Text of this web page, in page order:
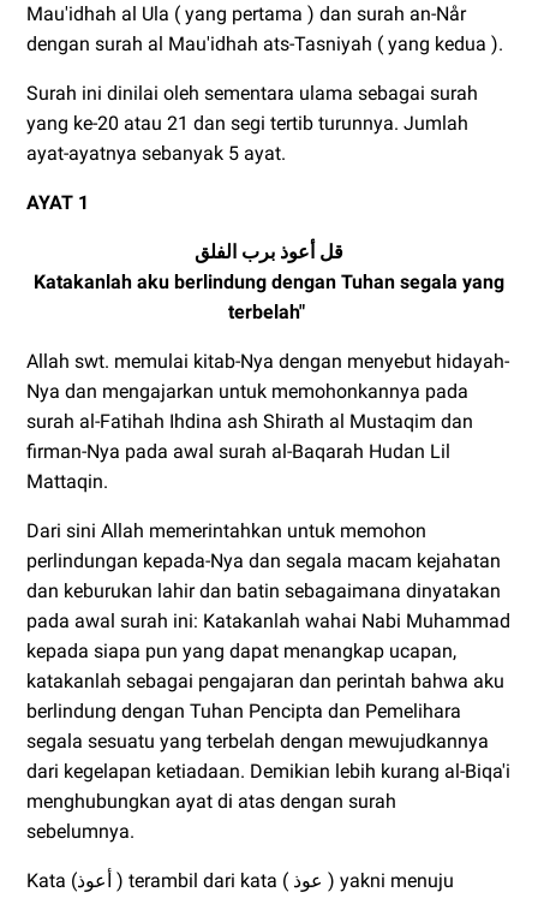
Mau'idhah al Ula ( yang pertama ) dan surah an-Når
dengan surah al Mau'idhah ats-Tasniyah ( yang kedua ).
Surah ini dinilai oleh sementara ulama sebagai surah
yang ke-20 atau 21 dan segi tertib turunnya. Jumlah
ayat-ayatnya sebanyak 5 ayat.
AYAT 1
قل أعوذ برب الفلق
Katakanlah aku berlindung dengan Tuhan segala yang
terbelah"
Allah swt. memulai kitab-Nya dengan menyebut hidayah-
Nya dan mengajarkan untuk memohonkannya pada
surah al-Fatihah Ihdina ash Shirath al Mustaqim dan
firman-Nya pada awal surah al-Baqarah Hudan Lil
Mattaqin.
Dari sini Allah memerintahkan untuk memohon
perlindungan kepada-Nya dan segala macam kejahatan
dan keburukan lahir dan batin sebagaimana dinyatakan
pada awal surah ini: Katakanlah wahai Nabi Muhammad
kepada siapa pun yang dapat menangkap ucapan,
katakanlah sebagai pengajaran dan perintah bahwa aku
berlindung dengan Tuhan Pencipta dan Pemelihara
segala sesuatu yang terbelah dengan mewujudkannya
dari kegelapan ketiadaan. Demikian lebih kurang al-Biqa'i
menghubungkan ayat di atas dengan surah
sebelumnya.
Kata (أعوذ ) terambil dari kata ( عوذ ) yakni menuju